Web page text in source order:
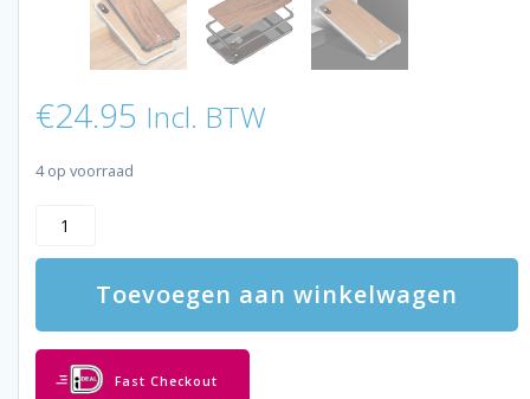
€24.95 Incl. BTW
4 op voorraad
LUXWALLET®
-
Silver
Toevoegen aan winkelwagen
Fast Checkout